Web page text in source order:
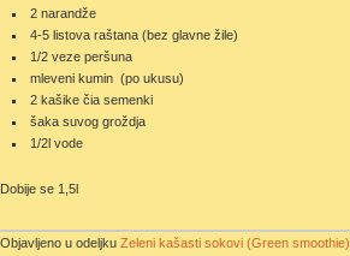
2 narandže
4-5 listova raštana (bez glavne žile)
1/2 veze peršuna
mleveni kumin (po ukusu)
2 kašike čia semenki
šaka suvog groždja
1/2l vode
Dobije se 1,5l
Objavljeno u odeljku Zeleni kašasti sokovi (Green smoothie)